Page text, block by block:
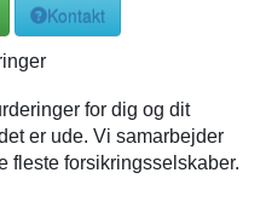
Kontakt
for dig og dit
er ude. Vi samarbejder
fleste forsikringsselskaber.